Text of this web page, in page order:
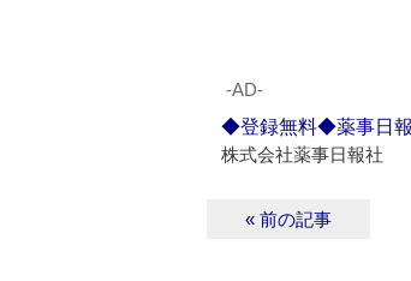
‐AD‐
◆登録無料◆薬事日
株式会社薬事日報社
« 前の記事